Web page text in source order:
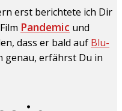
erst berichtete ich Dir
Pandemic und
dass er bald auf Blu-
genau, erfährst Du in